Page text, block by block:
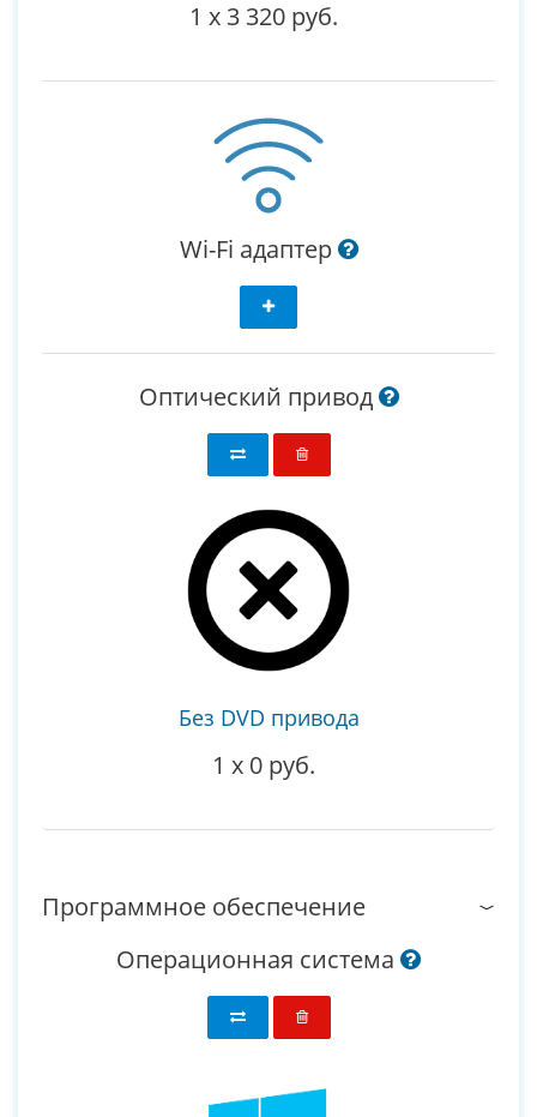
1 x 3 320 руб.
Wi-Fi адаптер
Оптический привод
Без DVD привода
1 x 0 руб.
Программное обеспечение
Операционная система